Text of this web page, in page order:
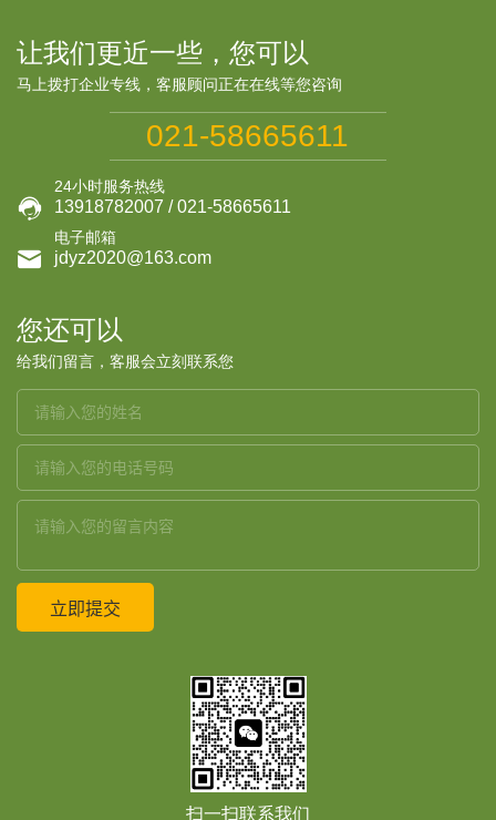
让我们更近一些，您可以
马上拨打企业专线，客服顾问正在在线等您咨询
021-58665611

24小时服务热线
13918782007 / 021-58665611

电子邮箱
jdyz2020@163.com
您还可以
给我们留言，客服会立刻联系您
扫一扫联系我们